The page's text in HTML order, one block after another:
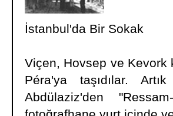
İstanbul'da Bir Sokak
Viçen, Hovsep ve Kevork
Péra'ya taşıdılar.
Abdülaziz'den